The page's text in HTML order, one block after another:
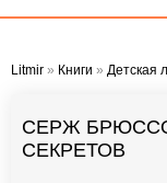
Litmir » Книги » Детская
СЕРЖ
СЕКРЕТОВ